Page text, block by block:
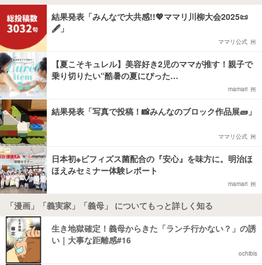
結果発表「みんなで大共感!!💖ママリ川柳大会2025📜
🖋️」
ママリ公式
【夏こそキュレル】美容好き2児のママが推す！親子で
乗り切りたい“酷暑の夏にぴった…
mamari
結果発表「写真で投稿！📸みんなのブロック作品展🧱」
ママリ公式
日本初※ビフィズス菌配合の『安心』を味方に。明治ほ
ほえみセミナー体験レポート
mamari
「漫画」「義実家」「義母」 についてもっと詳しく知る
生き地獄確定！義母からきた「ランチ行かない？」の誘
い｜大事な距離感#16
ochibis